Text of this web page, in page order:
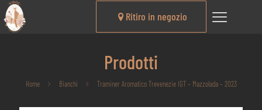
Ritiro in negozio
Prodotti
Home Bianchi Traminer Aromatico Trevenezie IGT – Mazzolada – 2023